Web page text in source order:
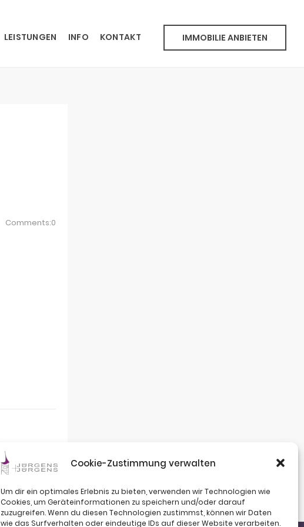
Cookie-Zustimmung verwalten
Um dir ein optimales Erlebnis zu bieten, verwenden wir Technologien wie
Cookies, um Geräteinformationen zu speichern und/oder darauf
zuzugreifen. Wenn du diesen Technologien zustimmst, können wir Daten
wie das Surfverhalten oder eindeutige IDs auf dieser Website verarbeiten.
IMMOBILIE ANBIETEN
LEISTUNGEN INFO KONTAKT
Comments:0